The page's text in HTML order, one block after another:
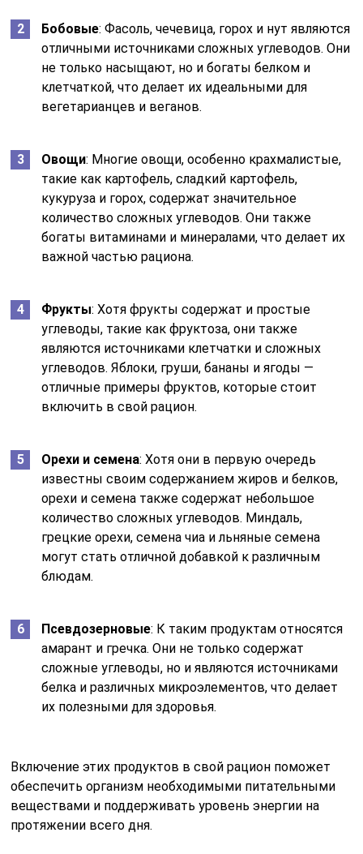
Бобовые: Фасоль, чечевица, горох и нут являются
отличными источниками сложных углеводов. Они
не только насыщают, но и богаты белком и
клетчаткой, что делает их идеальными для
вегетарианцев и веганов.
Овощи: Многие овощи, особенно крахмалистые,
такие как картофель, сладкий картофель,
кукуруза и горох, содержат значительное
количество сложных углеводов. Они также
богаты витаминами и минералами, что делает их
важной частью рациона.
Фрукты: Хотя фрукты содержат и простые
углеводы, такие как фруктоза, они также
являются источниками клетчатки и сложных
углеводов. Яблоки, груши, бананы и ягоды —
отличные примеры фруктов, которые стоит
включить в свой рацион.
Орехи и семена: Хотя они в первую очередь
известны своим содержанием жиров и белков,
орехи и семена также содержат небольшое
количество сложных углеводов. Миндаль,
грецкие орехи, семена чиа и льняные семена
могут стать отличной добавкой к различным
блюдам.
Псевдозерновые: К таким продуктам относятся
амарант и гречка. Они не только содержат
сложные углеводы, но и являются источниками
белка и различных микроэлементов, что делает
их полезными для здоровья.
Включение этих продуктов в свой рацион поможет
обеспечить организм необходимыми питательными
веществами и поддерживать уровень энергии на
протяжении всего дня.